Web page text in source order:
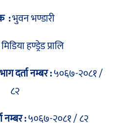
:भुवन भण्डारी
मिडिया हण्ड्रेड प्रालि
दर्ता नम्बर :५०६७-२०८१ /
८२
नम्बर :५०६७-२०८१ / ८२